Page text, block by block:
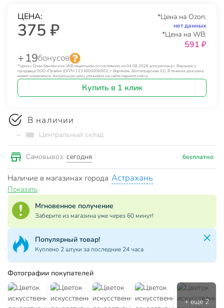
ЦЕНА:
375 ₽
*Цена на Ozon:
нет данных
*Цена на WB:
591 ₽
+ 19бонусов
*Цена с Озон банком или WB кошельком по состоянию на 04.08.2026 для региона г. Воронеж у
продавца ООО «Прайм» (ОГРН 1233600006903, г. Воронеж, Волгоградская 32). В течение дня цена
может изменяться. Актуальную цену уточняйте на сайте маркетплейса.
Купить в 1 клик
В наличии
~ Центральный склад
Самовывоз: сегодня бесплатно
Наличие в магазинах города Астрахань
Показать
Мгновенное получение
Заберите из магазина уже через 60 минут!
Популярный товар!
Куплено 2 штуки за последние 24 часа
Фотографии покупателей